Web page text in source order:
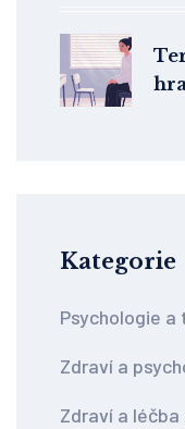
Kategorie
Psychologie a
Zdraví a
Zdraví a